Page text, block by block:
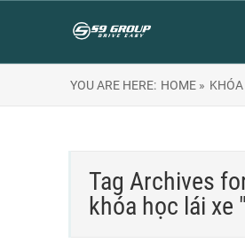
YOU ARE HERE: HOME »
Tag Archives
khóa học lái xe "